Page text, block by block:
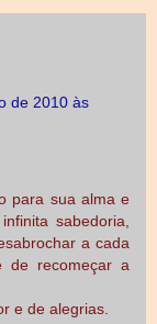
de 2010 às
para sua alma e
sabedoria,
a cada
de recomeçar a
e de alegrias.